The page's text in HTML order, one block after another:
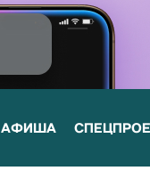
АФИША